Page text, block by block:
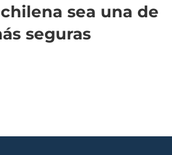
sea una de
seguras